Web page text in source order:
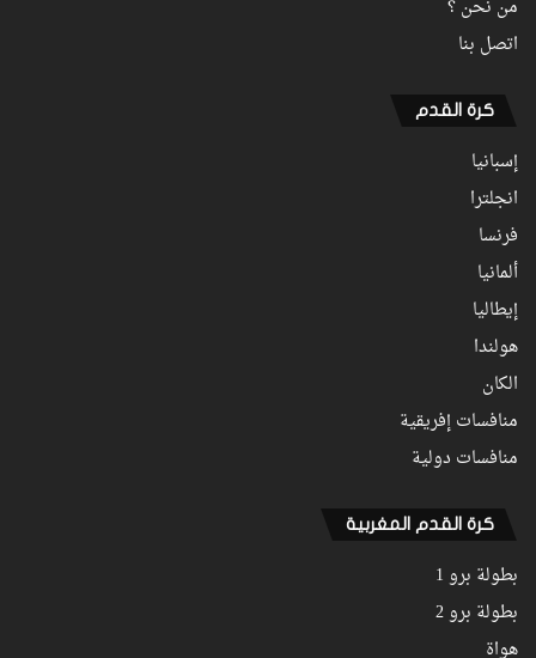
من نحن ؟
اتصل بنا
كرة القدم
إسبانيا
انجلترا
فرنسا
ألمانيا
إيطاليا
هولندا
الكان
منافسات إفريقية
منافسات دولية
كرة القدم المغربية
بطولة برو 1
بطولة برو 2
هواة